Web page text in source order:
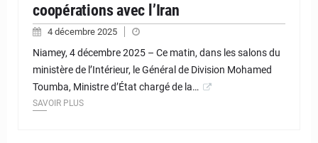
coopérations avec l’Iran
4 décembre 2025
Niamey, 4 décembre 2025 – Ce matin, dans les salons du
ministère de l’Intérieur, le Général de Division Mohamed
Toumba, Ministre d’État chargé de la…
SAVOIR PLUS